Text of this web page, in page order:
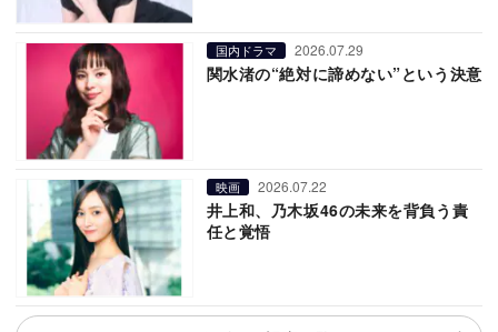
国内ドラマ 2026.07.29
関水渚の“絶対に諦めない”という決意
映画 2026.07.22
井上和、乃木坂46の未来を背負う責
任と覚悟